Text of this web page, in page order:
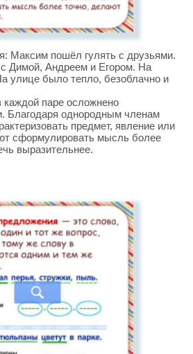
Максим пошёл гулять с друзьями.
Димой, Андреем и Егором. На
улице было тепло, безоблачно и
каждой паре осложнено
Благодаря однородным членам
предмет, явление или
сформулировать мысль более
выразительнее.